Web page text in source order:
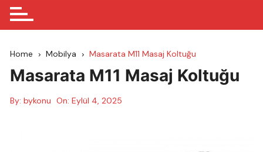
Home Mobilya Masarata M11 Masaj Koltuğu
Masarata M11 Masaj Koltuğu
By: bykonu On:Eylül 4, 2025